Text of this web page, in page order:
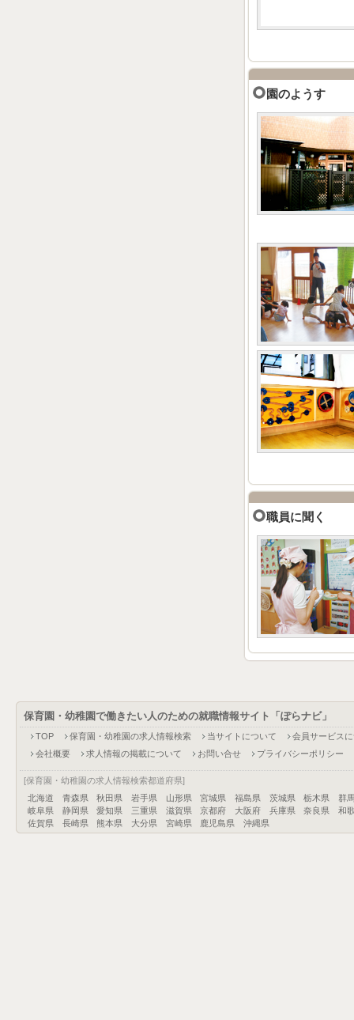
園のようす
職員に聞く
保育園・幼稚園で働きたい人のための就職情報サイト「ぽらナビ」
TOP 保育園・幼稚園の求人情報検索 当サイトについて
会員サービス
会社概要
求人情報の掲載について お問い合せ プライバシーポリシー
[保育園・幼稚園の求人情報検索都道府県]
北海道
青森県 秋田県 岩手県 山形県 宮城県 福島県 茨城県 栃木県
群
岐阜県
静岡県 愛知県 三重県 滋賀県 京都府 大阪府 兵庫県 奈良県
和
佐賀県
長崎県 熊本県 大分県 宮崎県 鹿児島県 沖縄県